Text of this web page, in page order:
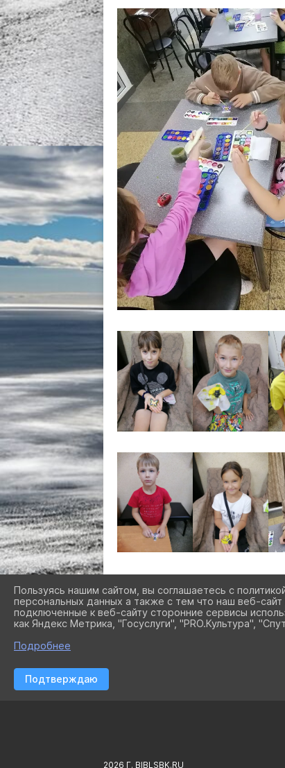
2026 Г. BIBLSBK.RU
Пользуясь нашим сайтом, вы соглашаетесь с
персональных данных а также с тем что наш веб-сайт
подключенные к веб-сайту сторонние сервисы
как Яндекс Метрика, "Госуслуги", "PRO.Культура",
Подробнее
Подтверждаю